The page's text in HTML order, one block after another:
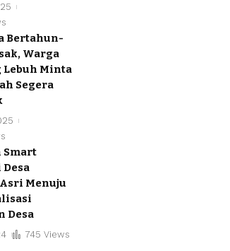
Bertahun-
Warga
Lebuh Minta
Segera
Smart
Menuju
Desa
745 Views